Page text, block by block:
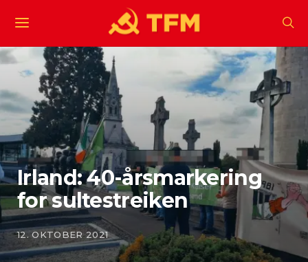
Irland: 40-årsmarkering
for sultestreiken
12. OKTOBER 2021